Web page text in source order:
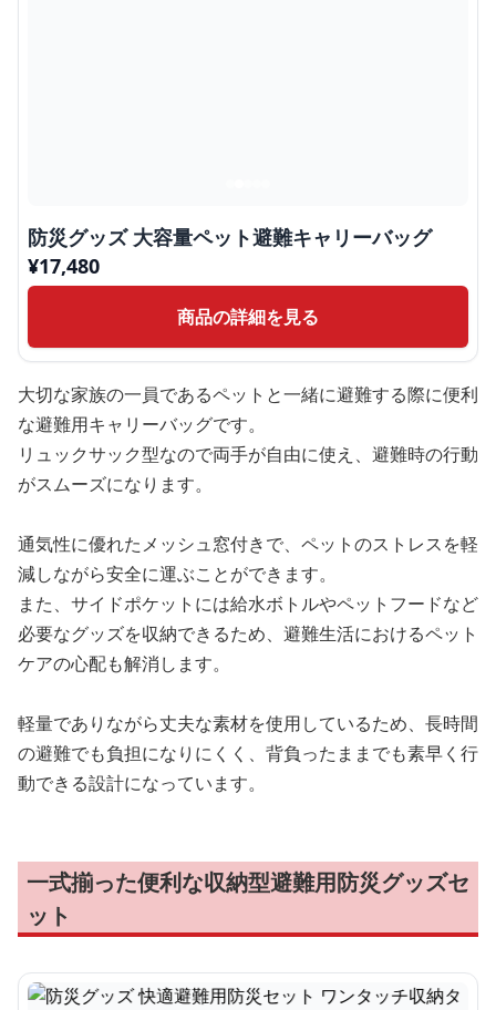
防災グッズ 大容量ペット避難キャリーバッグ
¥17,480
商品の詳細を見る
大切な家族の一員であるペットと一緒に避難する際に便利
な避難用キャリーバッグです。
リュックサック型なので両手が自由に使え、避難時の行動
がスムーズになります。
通気性に優れたメッシュ窓付きで、ペットのストレスを軽
減しながら安全に運ぶことができます。
また、サイドポケットには給水ボトルやペットフードなど
必要なグッズを収納できるため、避難生活におけるペット
ケアの心配も解消します。
軽量でありながら丈夫な素材を使用しているため、長時間
の避難でも負担になりにくく、背負ったままでも素早く行
動できる設計になっています。
一式揃った便利な収納型避難用防災グッズセ
ット